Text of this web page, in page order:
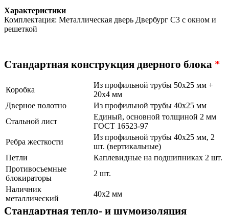
Характеристики
Комплектация: Металлическая дверь Двербург С3 с окном и
решеткой
Стандартная конструкция дверного блока *
Коробка
Из профильной трубы 50х25 мм +
20х4 мм
Дверное полотно
Из профильной трубы 40х25 мм
Стальной лист
Единый, основной толщиной 2 мм
ГОСТ 16523-97
Ребра жесткости
Из профильной трубы 40х25 мм, 2
шт. (вертикальные)
Петли
Каплевидные на подшипниках 2 шт.
Противосъемные
блокираторы
2 шт.
Наличник
металлический
40х2 мм
Стандартная тепло- и шумоизоляция